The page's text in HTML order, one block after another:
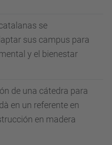
se
sus campus para
y el bienestar
de una cátedra para
en un referente en
en madera